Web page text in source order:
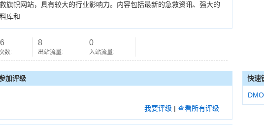
旗帜网站，具有较大的行业影响力。内容包括最新的急救资讯、强大的
库和
数:
8
出站流量:
0
入站流量:
加评级
我要评级 | 查看所有评级
快速